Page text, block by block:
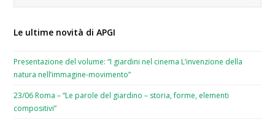
Le ultime novità di APGI
Presentazione del volume: “I giardini nel cinema L’invenzione della
natura nell’immagine-movimento”
23/06 Roma – “Le parole del giardino – storia, forme, elementi
compositivi”